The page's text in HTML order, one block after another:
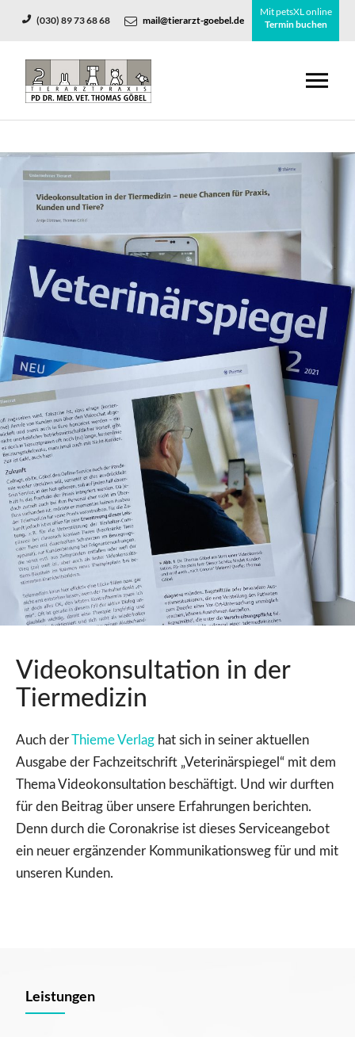
(030) 89 73 68 68 mail@tierarzt-goebel.de
Mit petsXL online
Termin buchen
Videokonsultation in der
Tiermedizin
Auch derThieme Verlag hat sich in seiner aktuellen
Ausgabe der Fachzeitschrift „Veterinärspiegel“ mit dem
Thema Videokonsultation beschäftigt. Und wir durften
für den Beitrag über unsere Erfahrungen berichten.
Denn durch die Coronakrise ist dieses Serviceangebot
ein neuer ergänzender Kommunikationsweg für und mit
unseren Kunden.
Leistungen